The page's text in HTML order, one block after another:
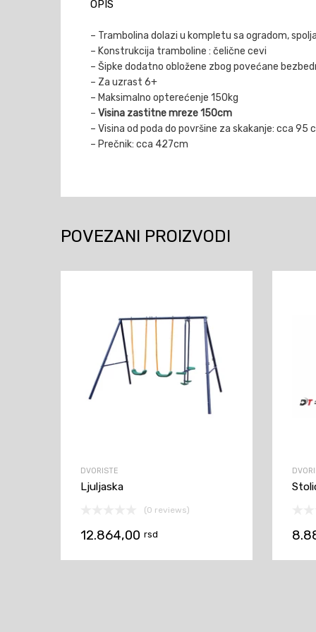
OPIS
– Trambolina dolazi u kompletu sa ogradom,
– Konstrukcija tramboline : čelične cevi
– Šipke dodatno obložene zbog povećane
– Za uzrast 6+
– Maksimalno opterećenje 150kg
– Visina zastitne mreze 150cm
– Visina od poda do površine za skakanje: cca 95
– Prečnik: cca 427cm
POVEZANI PROIZVODI
DVORISTE
Ljuljaska
(0 reviews)
12.864,00 rsd